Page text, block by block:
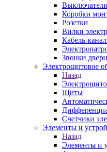
Выключатели
Коробки
Розетки
Вилки
Кабель-
Звонки
Электрощитовое
Назад
Щиты
Счетчики
Элементы и
Назад
Элементы и